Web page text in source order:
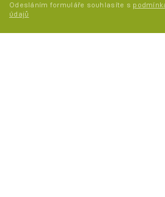
Odesláním formuláře souhlasíte s
údajů